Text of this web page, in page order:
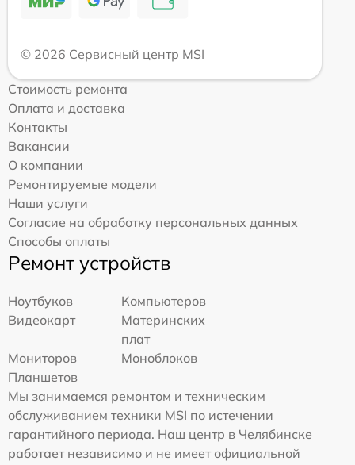
© 2026 Сервисный центр MSI
Стоимость ремонта
Оплата и доставка
Контакты
Вакансии
О компании
Ремонтируемые модели
Наши услуги
Согласие на обработку персональных данных
Способы оплаты
Ремонт устройств
Ноутбуков
Компьютеров
Видеокарт
Материнских
плат
Мониторов
Моноблоков
Планшетов
Мы занимаемся ремонтом и техническим
обслуживанием техники MSI по истечении
гарантийного периода. Наш центр в Челябинске
работает независимо и не имеет официальной